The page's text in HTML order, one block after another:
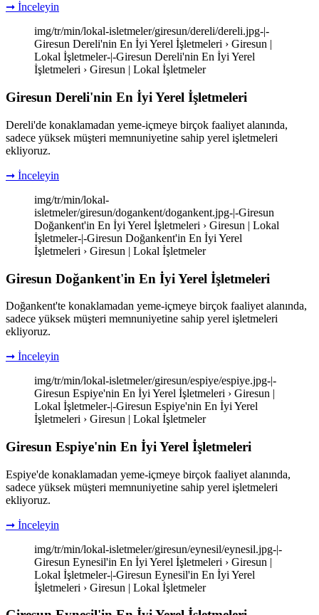
➞ İnceleyin
img/tr/min/lokal-isletmeler/giresun/dereli/dereli.jpg-|-
Giresun Dereli'nin En İyi Yerel İşletmeleri › Giresun |
Lokal İşletmeler-|-Giresun Dereli'nin En İyi Yerel
İşletmeleri › Giresun | Lokal İşletmeler
Giresun Dereli'nin En İyi Yerel İşletmeleri
Dereli'de konaklamadan yeme-içmeye birçok faaliyet alanında,
sadece yüksek müşteri memnuniyetine sahip yerel işletmeleri
ekliyoruz.
➞ İnceleyin
img/tr/min/lokal-
isletmeler/giresun/dogankent/dogankent.jpg-|-Giresun
Doğankent'in En İyi Yerel İşletmeleri › Giresun | Lokal
İşletmeler-|-Giresun Doğankent'in En İyi Yerel
İşletmeleri › Giresun | Lokal İşletmeler
Giresun Doğankent'in En İyi Yerel İşletmeleri
Doğankent'te konaklamadan yeme-içmeye birçok faaliyet alanında,
sadece yüksek müşteri memnuniyetine sahip yerel işletmeleri
ekliyoruz.
➞ İnceleyin
img/tr/min/lokal-isletmeler/giresun/espiye/espiye.jpg-|-
Giresun Espiye'nin En İyi Yerel İşletmeleri › Giresun |
Lokal İşletmeler-|-Giresun Espiye'nin En İyi Yerel
İşletmeleri › Giresun | Lokal İşletmeler
Giresun Espiye'nin En İyi Yerel İşletmeleri
Espiye'de konaklamadan yeme-içmeye birçok faaliyet alanında,
sadece yüksek müşteri memnuniyetine sahip yerel işletmeleri
ekliyoruz.
➞ İnceleyin
img/tr/min/lokal-isletmeler/giresun/eynesil/eynesil.jpg-|-
Giresun Eynesil'in En İyi Yerel İşletmeleri › Giresun |
Lokal İşletmeler-|-Giresun Eynesil'in En İyi Yerel
İşletmeleri › Giresun | Lokal İşletmeler